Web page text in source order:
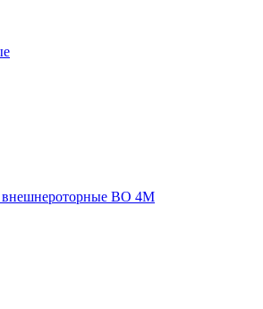
внешнероторные ВО 4М